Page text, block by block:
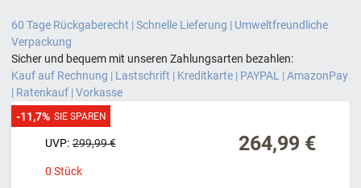
60 Tage Rückgaberecht | Schnelle Lieferung | Umweltfreundliche
Verpackung
Sicher und bequem mit unseren Zahlungsarten bezahlen:
Kauf auf Rechnung | Lastschrift | Kreditkarte | PAYPAL | AmazonPay
| Ratenkauf | Vorkasse
264,99 €
UVP: 299,99 €
0 Stück
-11,7% SIE SPAREN